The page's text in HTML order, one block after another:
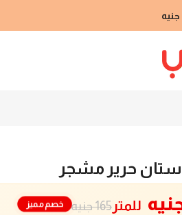
حرير مشجر
165 جنيه للمتر خصم مميز